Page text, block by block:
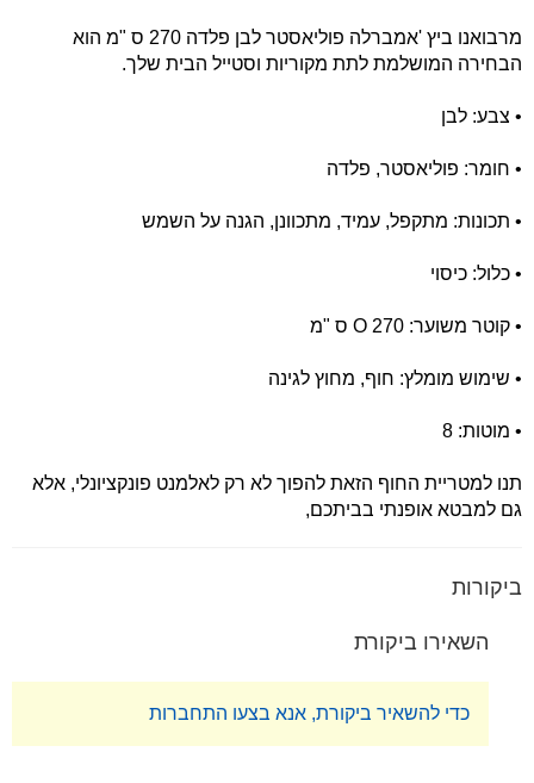
מרבואנו ביץ 'אמברלה פוליאסטר לבן פלדה 270 ס "מ הוא
הבחירה המושלמת לתת מקוריות וסטייל הבית שלך.
• צבע: לבן
• חומר: פוליאסטר, פלדה
• תכונות: מתקפל, עמיד, מתכוונן, הגנה על השמש
• כלול: כיסוי
• קוטר משוער: O 270 ס "מ
• שימוש מומלץ: חוף, מחוץ לגינה
• מוטות: 8
תנו למטריית החוף הזאת להפוך לא רק לאלמנט פונקציונלי, אלא
גם למבטא אופנתי בביתכם,
ביקורות
השאירו ביקורת
כדי להשאיר ביקורת, אנא בצעו התחברות